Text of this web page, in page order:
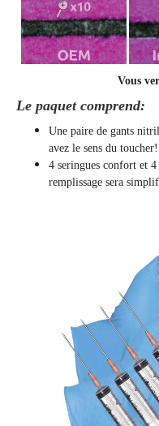
Vous
Le paquet comprend:
Une paire de gants
avez le sens du toucher!
4 seringues confort et
remplissage sera